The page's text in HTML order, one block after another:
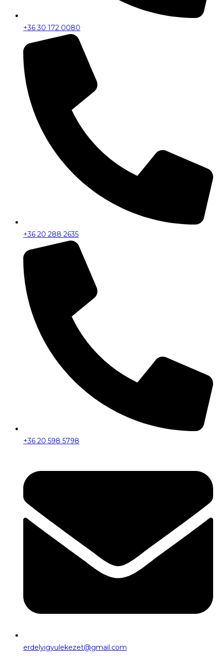
+36 30 172 0080
+36 20 288 2635
+36 20 598 5798
erdelyigyulekezet@gmail.com